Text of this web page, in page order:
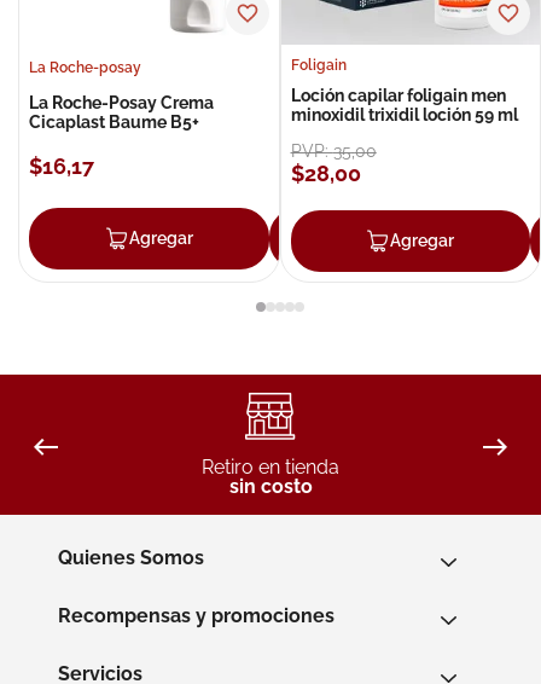
La Roche-posay
La Roche-Posay Crema
Cicaplast Baume B5+
$16,17
Agregar Agregar
Foligain
Loción capilar foligain men
minoxidil trixidil loción 59 ml
PVP:35,00
$28,00
Agregar
Retiro en tienda
sin costo
Quienes Somos
Recompensas y promociones
Servicios